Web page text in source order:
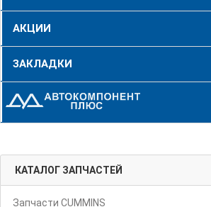
АКЦИИ
ЗАКЛАДКИ
КАТАЛОГ ЗАПЧАСТЕЙ
Запчасти CUMMINS